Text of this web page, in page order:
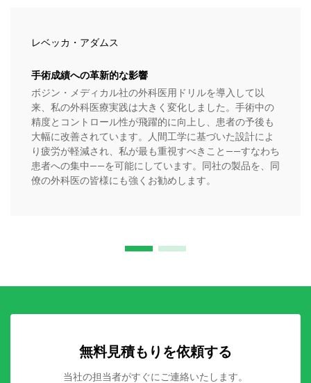
レベッカ・アダムス
手術成績への革新的な影響
ボジン・メディカル社の外科医用ドリルを導入して以
来、私の外科医療実践は大きく変化しました。手術中の
精度とコントロール性が飛躍的に向上し、患者の予後も
大幅に改善されています。人間工学に基づいた設計によ
り疲労が軽減され、私が最も重視すべきこと——すなわち
患者への集中——を可能にしています。同社の製品を、同
僚の外科医の皆様にも強くお勧めします。
無料見積もりを依頼する
当社の担当者がすぐにご連絡いたします。